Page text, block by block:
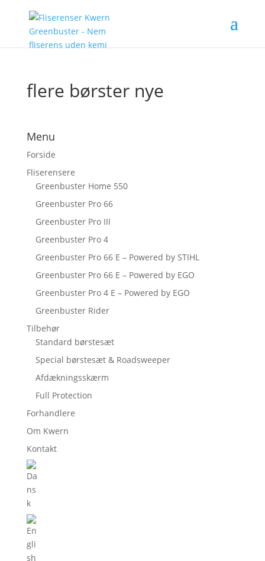
flere børster nye
Menu
Forside
Fliserensere
Greenbuster Home 550
Greenbuster Pro 66
Greenbuster Pro III
Greenbuster Pro 4
Greenbuster Pro 66 E – Powered by STIHL
Greenbuster Pro 66 E – Powered by EGO
Greenbuster Pro 4 E – Powered by EGO
Greenbuster Rider
Tilbehør
Standard børstesæt
Special børstesæt & Roadsweeper
Afdækningsskærm
Full Protection
Forhandlere
Om Kwern
Kontakt